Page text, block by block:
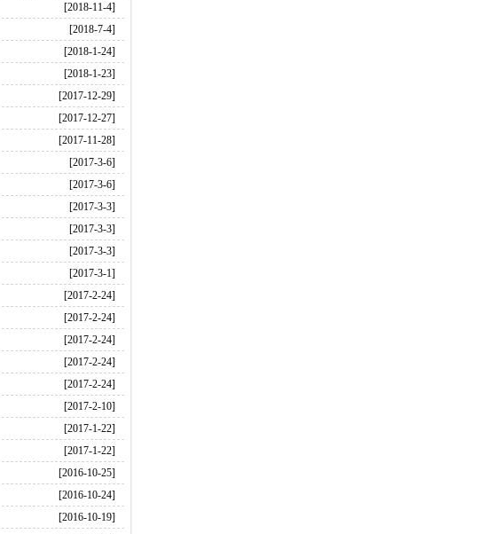
[2018-11-4]
[2018-7-4]
[2018-1-24]
[2018-1-23]
[2017-12-29]
[2017-12-27]
[2017-11-28]
[2017-3-6]
[2017-3-6]
[2017-3-3]
[2017-3-3]
[2017-3-3]
[2017-3-1]
[2017-2-24]
[2017-2-24]
[2017-2-24]
[2017-2-24]
[2017-2-24]
[2017-2-10]
[2017-1-22]
[2017-1-22]
[2016-10-25]
[2016-10-24]
[2016-10-19]